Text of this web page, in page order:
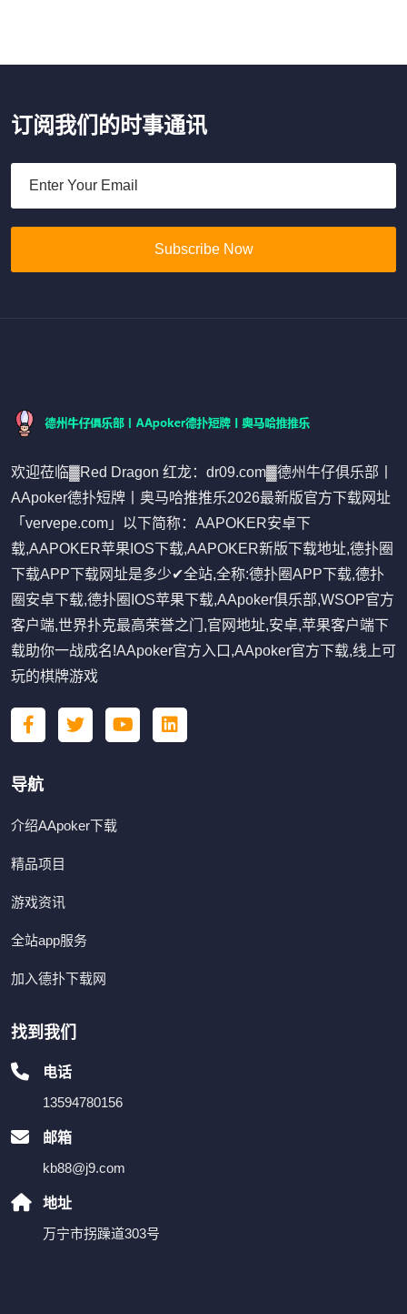
订阅我们的时事通讯
Subscribe Now
欢迎莅临▓Red Dragon 红龙：dr09.com▓德州牛仔俱乐部丨
AApoker德扑短牌丨奥马哈推推乐2026最新版官方下载网址
「vervepe.com」以下简称：AAPOKER安卓下
载,AAPOKER苹果IOS下载,AAPOKER新版下载地址,德扑圈
下载APP下载网址是多少✔全站,全称:德扑圈APP下载,德扑
圈安卓下载,德扑圈IOS苹果下载,AApoker俱乐部,WSOP官方
客户端,世界扑克最高荣誉之门,官网地址,安卓,苹果客户端下
载助你一战成名!AApoker官方入口,AApoker官方下载,线上可
玩的棋牌游戏
导航
介绍AApoker下载
精品项目
游戏资讯
全站app服务
加入德扑下载网
找到我们
电话
13594780156
邮箱
kb88@j9.com
地址
万宁市拐躁道303号